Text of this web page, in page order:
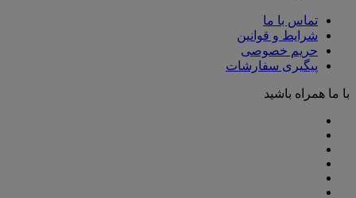
تماس با ما
شرایط و قوانین
حریم خصوصی
پیگیری سفارشات
با ما همراه باشید